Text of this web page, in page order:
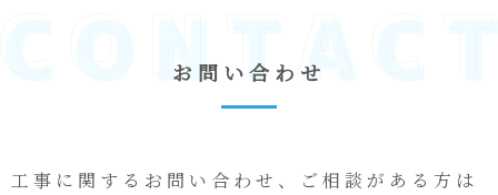
お問い合わせ
工事に関するお問い合わせ、ご相談がある方は